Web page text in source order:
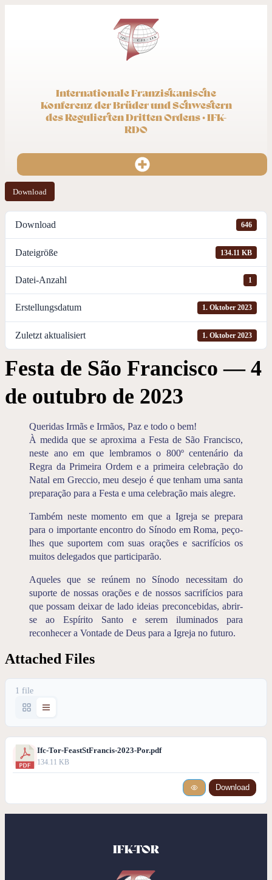
Internationale Franziskanische
Konferenz der Brüder und Schwestern
des Regulierten Dritten Ordens · IFK-
RDO
Download
Download 646
Dateigröße 134.11 KB
Datei-Anzahl 1
Erstellungsdatum 1. Oktober 2023
Zuletzt aktualisiert 1. Oktober 2023
Festa de São Francisco — 4
de outubro de 2023
Queridas Irmãs e Irmãos, Paz e todo o bem!
À medida que se aproxima a Festa de São Francisco,
neste ano em que lembramos o 800º centenário da
Regra da Primeira Ordem e a primeira celebração do
Natal em Greccio, meu desejo é que tenham uma santa
preparação para a Festa e uma celebração mais alegre.
Também neste momento em que a Igreja se prepara
para o importante encontro do Sínodo em Roma, peço-
lhes que suportem com suas orações e sacrifícios os
muitos delegados que participarão.
Aqueles que se reúnem no Sínodo necessitam do
suporte de nossas orações e de nossos sacrifícios para
que possam deixar de lado ideias preconcebidas, abrir-
se ao Espírito Santo e serem iluminados para
reconhecer a Vontade de Deus para a Igreja no futuro.
Attached Files
1 file
Ifc-Tor-FeastStFrancis-2023-Por.pdf
134.11 KB
Download
IFK-TOR